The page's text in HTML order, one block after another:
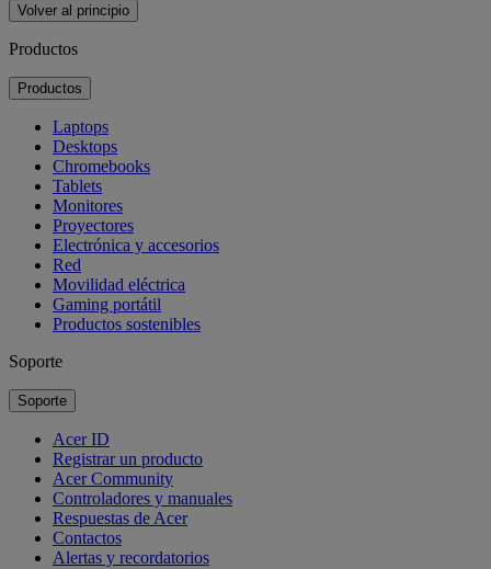
Volver al principio
Productos
Productos
Laptops
Desktops
Chromebooks
Tablets
Monitores
Proyectores
Electrónica y accesorios
Red
Movilidad eléctrica
Gaming portátil
Productos sostenibles
Soporte
Soporte
Acer ID
Registrar un producto
Acer Community
Controladores y manuales
Respuestas de Acer
Contactos
Alertas y recordatorios